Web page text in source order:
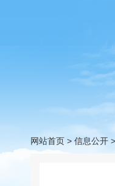
网站首页 > 信息公开